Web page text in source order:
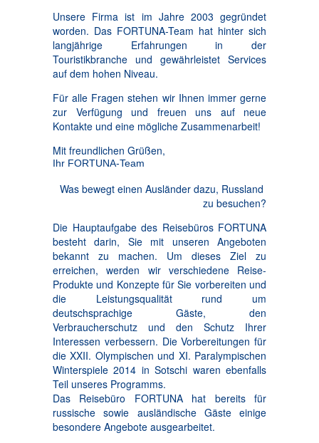
Unsere Firma ist im Jahre 2003 gegründet
worden. Das FORTUNA-Team hat hinter sich
langjährige Erfahrungen in der
Touristikbranche und gewährleistet Services
auf dem hohen Niveau.
Für alle Fragen stehen wir Ihnen immer gerne
zur Verfügung und freuen uns auf neue
Kontakte und eine mögliche Zusammenarbeit!
Mit freundlichen Grüßen,
Ihr FORTUNA-Team
Was bewegt einen Ausländer dazu, Russland
zu besuchen?
Die Hauptaufgabe des Reisebüros FORTUNA
besteht darin, Sie mit unseren Angeboten
bekannt zu machen. Um dieses Ziel zu
erreichen, werden wir verschiedene Reise-
Produkte und Konzepte für Sie vorbereiten und
die Leistungsqualität rund um
deutschsprachige Gäste, den
Verbraucherschutz und den Schutz Ihrer
Interessen verbessern. Die Vorbereitungen für
die XXII. Olympischen und XI. Paralympischen
Winterspiele 2014 in Sotschi waren ebenfalls
Teil unseres Programms.
Das Reisebüro FORTUNA hat bereits für
russische sowie ausländische Gäste einige
besondere Angebote ausgearbeitet.